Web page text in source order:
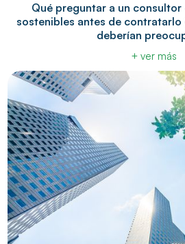
Qué preguntar a un
sostenibles antes de contratarlo
deberían
+ ver más